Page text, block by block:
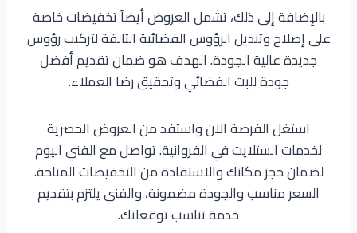
بالإضافة إلى ذلك، تشمل العروض أيضاً تخفيضات خاصة
على إصلاح وتبديل الرؤوس الفضائية التالفة لتركيب رؤوس
جديدة عالية الجودة. الهدف هو ضمان تقديم أفضل
جودة للبث الفضائي وتحقيق رضا العملاء.
استغل الفرصة الآن واستفد من العروض الحصرية
لخدمات الستلايت في الفروانية. تواصل مع الفني اليوم
لضمان حجز مكانك والاستفادة من التخفيضات المتاحة.
السعر مناسب والجودة مضمونة، والفني يلتزم بتقديم
خدمة تناسب توقعاتك.